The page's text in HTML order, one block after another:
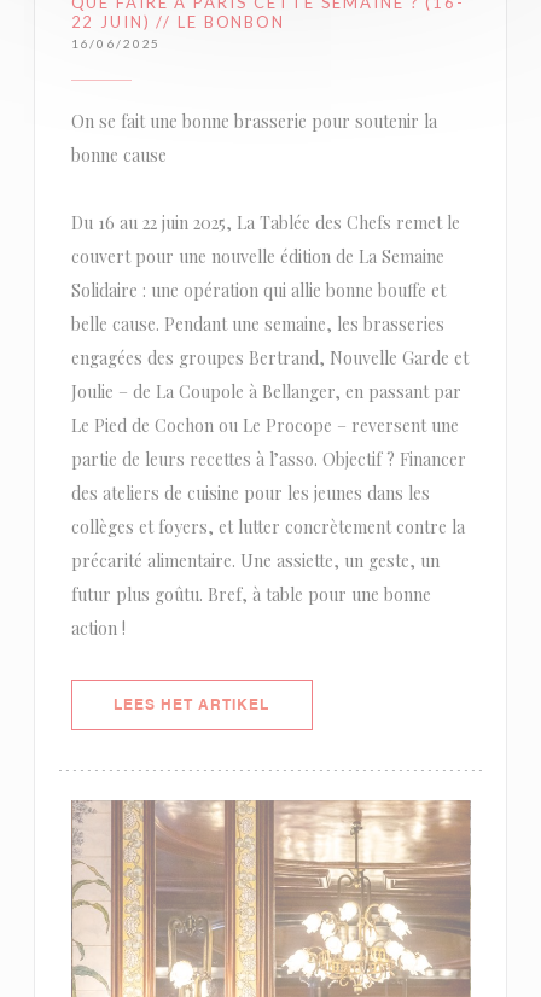
22 JUIN) // LE BONBON
16/06/2025
On se fait une bonne brasserie pour soutenir la
bonne cause
Du 16 au 22 juin 2025, La Tablée des Chefs remet le
couvert pour une nouvelle édition de La Semaine
Solidaire : une opération qui allie bonne bouffe et
belle cause. Pendant une semaine, les brasseries
engagées des groupes Bertrand, Nouvelle Garde et
Joulie – de La Coupole à Bellanger, en passant par
Le Pied de Cochon ou Le Procope – reversent une
partie de leurs recettes à l’asso. Objectif ? Financer
des ateliers de cuisine pour les jeunes dans les
collèges et foyers, et lutter concrètement contre la
précarité alimentaire. Une assiette, un geste, un
futur plus goûtu. Bref, à table pour une bonne
action !
LEES HET ARTIKEL